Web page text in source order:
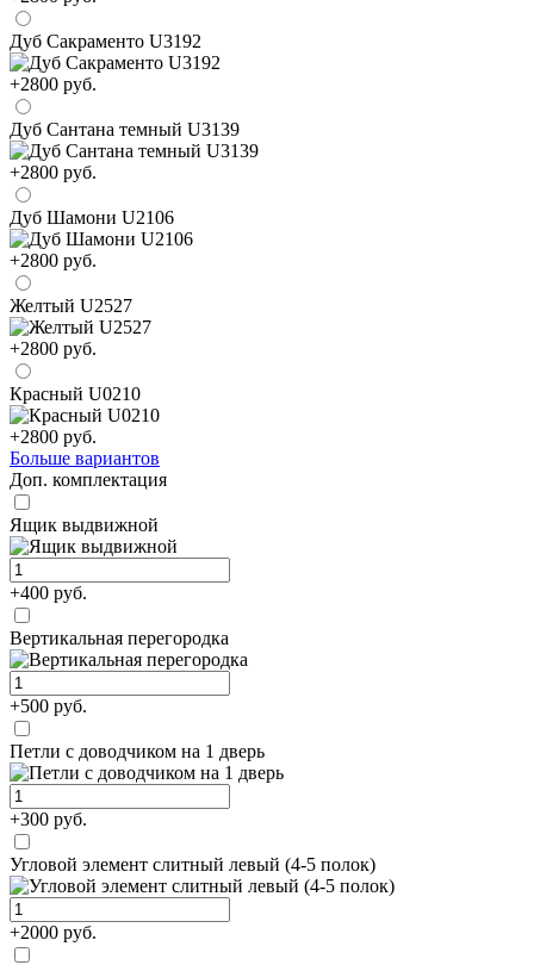
Дуб Сакраменто U3192
+2800 руб.
Дуб Сантана темный U3139
+2800 руб.
Дуб Шамони U2106
+2800 руб.
Желтый U2527
+2800 руб.
Красный U0210
+2800 руб.
Больше вариантов
Доп. комплектация
Ящик выдвижной
+400 руб.
Вертикальная перегородка
+500 руб.
Петли c доводчиком на 1 дверь
+300 руб.
Угловой элемент слитный левый (4-5 полок)
+2000 руб.